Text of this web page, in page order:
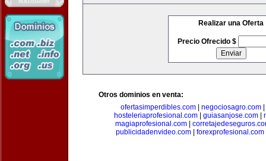
Realizar una Oferta
Precio Ofrecido $
Otros dominios en venta:
ofertasimperdibles.com
negociosagro.com
hosteleriaprofesional.com| guiasanjose.com|
magiaprofesional.com
publicidadenvideo.com| forexprofesional.com